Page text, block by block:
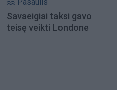
Pasaulis
Savaeigiai taksi gavo
teisę veikti Londone